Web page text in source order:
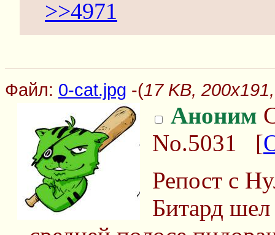
>>4971
Файл: 0-cat.jpg -(17 KB,
Аноним
No.5031 [
Репост с
Битард шел